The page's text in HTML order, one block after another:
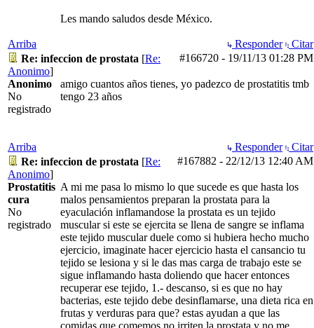
Les mando saludos desde México.
Arriba Responder
Citar
#166720 - 19/11/13 01:28 PM
Re: infeccion de prostata [Re:
Anonimo]
Anonimo
No
registrado
amigo cuantos años tienes, yo padezco de prostatitis tmb
tengo 23 años
Arriba Responder
Citar
#167882 - 22/12/13 12:40 AM
Re: infeccion de prostata [Re:
Anonimo]
Prostatitis
cura
No
registrado
A mi me pasa lo mismo lo que sucede es que hasta los
malos pensamientos preparan la prostata para la
eyaculación inflamandose la prostata es un tejido
muscular si este se ejercita se llena de sangre se inflama
este tejido muscular duele como si hubiera hecho mucho
ejercicio, imaginate hacer ejercicio hasta el cansancio tu
tejido se lesiona y si le das mas carga de trabajo este se
sigue inflamando hasta doliendo que hacer entonces
recuperar ese tejido, 1.- descanso, si es que no hay
bacterias, este tejido debe desinflamarse, una dieta rica en
frutas y verduras para que? estas ayudan a que las
comidas que comemos no irriten la prostata y no me